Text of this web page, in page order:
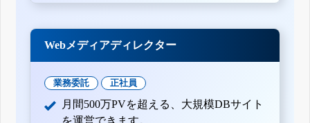
Webメディアディレクター
業務委託 正社員
月間500万PVを超える、大規模DBサイト